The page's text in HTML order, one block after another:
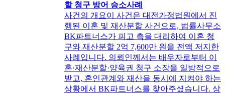
할 청구 방어 승소사례
사건의 개요이 사건은 대전가정법원에서 진
행된 이혼 및 재산분할 사건으로, 법률사무소
BK파트너스가 피고 측을 대리하여 이혼 청
구와 재산분할 2억 7,600만 원을 전액 저지한
사례입니다. 의뢰인께서는 배우자로부터 이
혼·재산분할·양육권 청구 소장을 일방적으로
받고, 혼인관계와 재산을 동시에 지켜야 하는
상황에서 BK파트너스를 찾아주셨습니다. 상